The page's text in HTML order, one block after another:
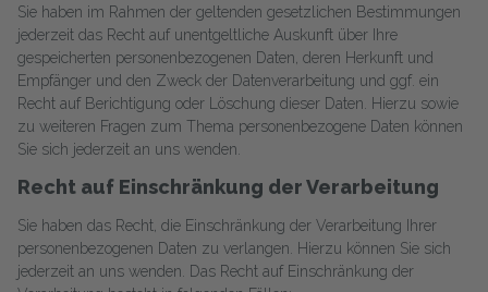
Sie haben im Rahmen der geltenden gesetzlichen Bestimmungen
jederzeit das Recht auf unentgeltliche Auskunft über Ihre
gespeicherten personenbezogenen Daten, deren Herkunft und
Empfänger und den Zweck der Datenverarbeitung und ggf. ein
Recht auf Berichtigung oder Löschung dieser Daten. Hierzu sowie
zu weiteren Fragen zum Thema personenbezogene Daten können
Sie sich jederzeit an uns wenden.
Recht auf Einschränkung der Verarbeitung
Sie haben das Recht, die Einschränkung der Verarbeitung Ihrer
personenbezogenen Daten zu verlangen. Hierzu können Sie sich
jederzeit an uns wenden. Das Recht auf Einschränkung der